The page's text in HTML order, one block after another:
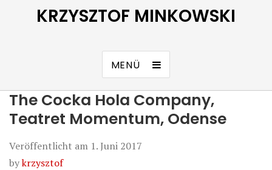
KRZYSZTOF MINKOWSKI
MENÜ
The Cocka Hola Company,
Teatret Momentum, Odense
Veröffentlicht am 1. Juni 2017
bykrzysztof